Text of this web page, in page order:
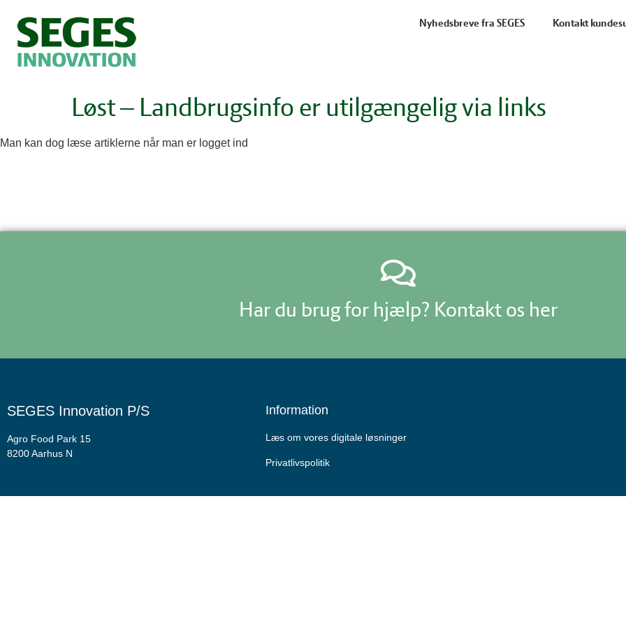
Nyhedsbreve fra SEGES Kontakt
Løst – Landbrugsinfo er utilgængelig via links
Man kan dog læse artiklerne når man er logget ind
Har du brug for hjælp? Kontakt os her
SEGES Innovation P/S
Agro Food Park 15
8200 Aarhus N
Information
Læs om vores digitale løsninger
Privatlivspolitik